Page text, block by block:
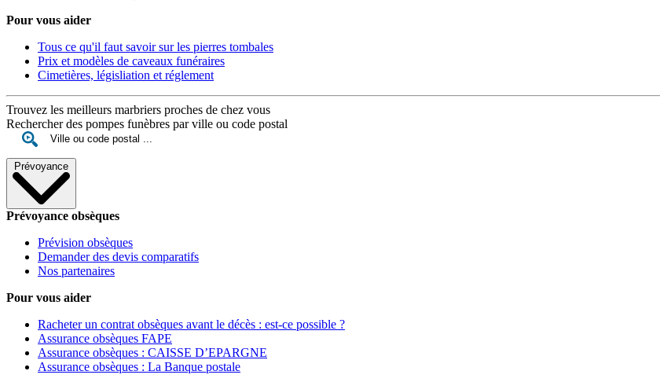
Pour vous aider
Tous ce qu'il faut savoir sur les pierres tombales
Prix et modèles de caveaux funéraires
Cimetières, législiation et réglement
Trouvez les meilleurs marbriers proches de chez vous
Rechercher des pompes funèbres par ville ou code postal
Prévoyance
Prévoyance obsèques
Prévision obsèques
Demander des devis comparatifs
Nos partenaires
Pour vous aider
Racheter un contrat obsèques avant le décès : est-ce possible ?
Assurance obsèques FAPE
Assurance obsèques : CAISSE D’EPARGNE
Assurance obsèques : La Banque postale